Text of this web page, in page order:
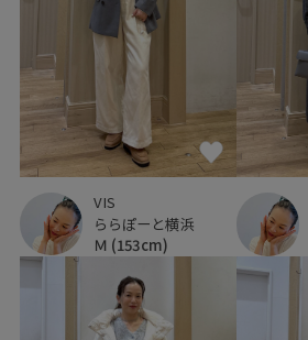
VIS
ららぽーと横浜
Ｍ (153cm)